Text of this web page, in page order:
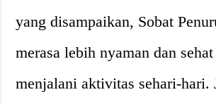
yang disampaikan, Sobat
merasa lebih nyaman dan
menjalani aktivitas sehari-hari.